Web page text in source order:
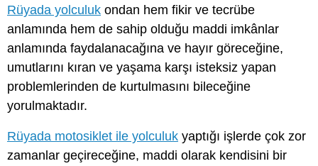
Rüyada yolculuk ondan hem fikir ve tecrübe
anlamında hem de sahip olduğu maddi imkânlar
anlamında faydalanacağına ve hayır göreceğine,
umutlarını kıran ve yaşama karşı isteksiz yapan
problemlerinden de kurtulmasını bileceğine
yorulmaktadır.
Rüyada motosiklet ile yolculuk yaptığı işlerde çok zor
zamanlar geçireceğine, maddi olarak kendisini bir